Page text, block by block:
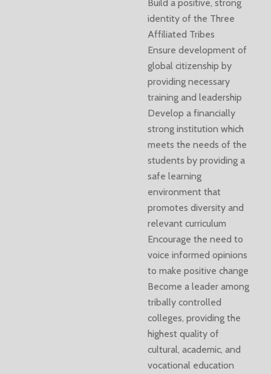
Build a positive, strong
identity of the Three
Affiliated Tribes
Ensure development of
global citizenship by
providing necessary
training and leadership
Develop a financially
strong institution which
meets the needs of the
students by providing a
safe learning
environment that
promotes diversity and
relevant curriculum
Encourage the need to
voice informed opinions
to make positive change
Become a leader among
tribally controlled
colleges, providing the
highest quality of
cultural, academic, and
vocational education